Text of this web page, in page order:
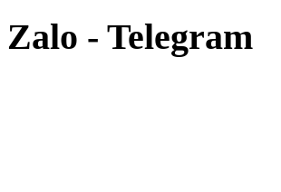
Zalo - Telegram